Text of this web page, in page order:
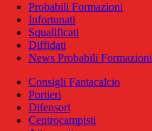
Probabili Formazioni
Infortunati
Squalificati
Diffidati
News Probabili Formazioni
Consigli Fantacalcio
Portieri
Difensori
Centrocampisti